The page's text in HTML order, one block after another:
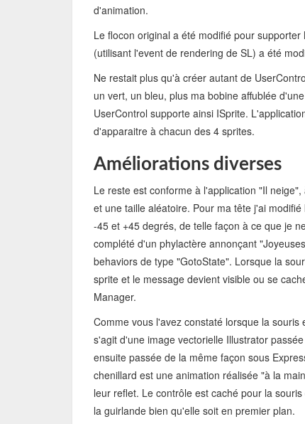
d'animation.
Le flocon original a été modifié pour
(utilisant l'event de rendering de SL) a été
Ne restait plus qu'à créer autant de
un vert, un bleu, plus ma bobine affublée
UserControl supporte ainsi ISprite.
d'apparaitre à chacun des 4 sprites.
Améliorations diverses
Le reste est conforme à l'application "Il
et une taille aléatoire. Pour ma tête j'ai
-45 et +45 degrés, de telle façon à ce que je
complété d'un phylactère annonçant
behaviors de type "GotoState". Lorsque la
sprite et le message devient visible ou se
Manager.
Comme vous l'avez constaté lorsque la
s'agit d'une image vectorielle Illustrator
ensuite passée de la même façon sous
chenillard est une animation réalisée "à la
leur reflet. Le contrôle est caché pour la
la guirlande bien qu'elle soit en premier plan.